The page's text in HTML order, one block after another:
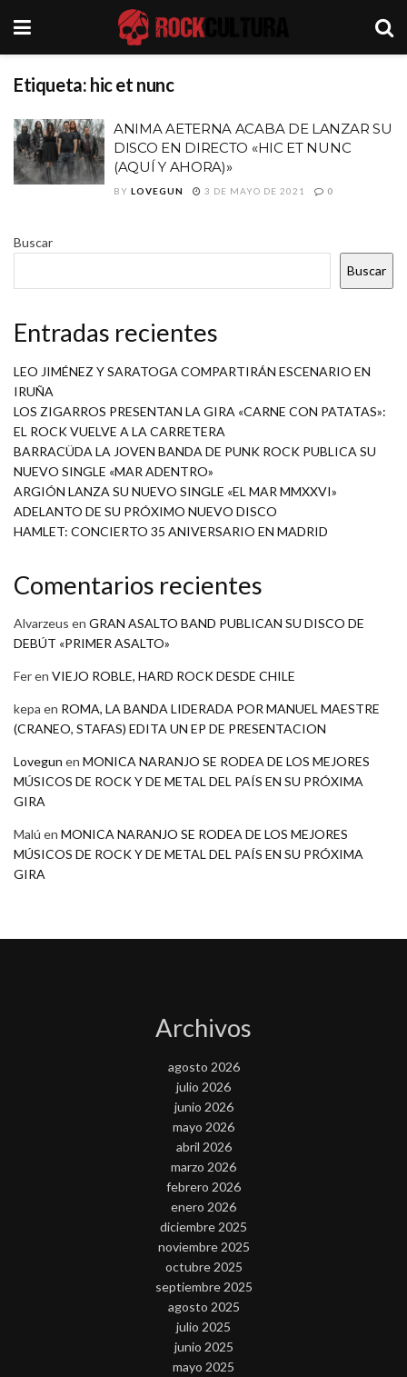
Etiqueta: hic et nunc
ANIMA AETERNA ACABA DE LANZAR SU
DISCO EN DIRECTO «HIC ET NUNC
(AQUÍ Y AHORA)»
BY LOVEGUN 3 DE MAYO DE 2021 0
Buscar
Buscar
Entradas recientes
LEO JIMÉNEZ Y SARATOGA COMPARTIRÁN ESCENARIO EN
IRUÑA
LOS ZIGARROS PRESENTAN LA GIRA «CARNE CON PATATAS»:
EL ROCK VUELVE A LA CARRETERA
BARRACÜDA LA JOVEN BANDA DE PUNK ROCK PUBLICA SU
NUEVO SINGLE «MAR ADENTRO»
ARGIÓN LANZA SU NUEVO SINGLE «EL MAR MMXXVI»
ADELANTO DE SU PRÓXIMO NUEVO DISCO
HAMLET: CONCIERTO 35 ANIVERSARIO EN MADRID
Comentarios recientes
Alvarzeus en GRAN ASALTO BAND PUBLICAN SU DISCO DE
DEBÚT «PRIMER ASALTO»
Feren VIEJO ROBLE, HARD ROCK DESDE CHILE
kepa en ROMA, LA BANDA LIDERADA POR MANUEL MAESTRE
(CRANEO, STAFAS) EDITA UN EP DE PRESENTACION
Lovegun en MONICA NARANJO SE RODEA DE LOS MEJORES
MÚSICOS DE ROCK Y DE METAL DEL PAÍS EN SU PRÓXIMA
GIRA
Malú en MONICA NARANJO SE RODEA DE LOS MEJORES
MÚSICOS DE ROCK Y DE METAL DEL PAÍS EN SU PRÓXIMA
GIRA
Archivos
agosto 2026
julio 2026
junio 2026
mayo 2026
abril 2026
marzo 2026
febrero 2026
enero 2026
diciembre 2025
noviembre 2025
octubre 2025
septiembre 2025
agosto 2025
julio 2025
junio 2025
mayo 2025